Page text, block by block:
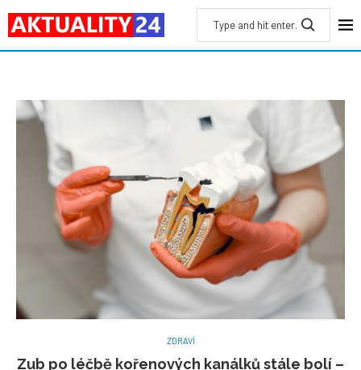
ZDRAVÍ
Zub po léčbě kořenových kanálků stále bolí –